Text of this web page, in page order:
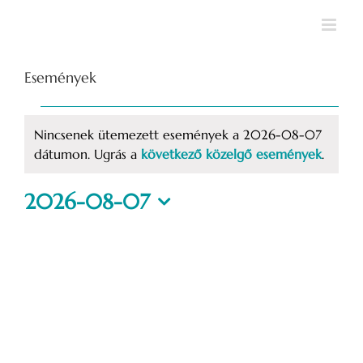
Események
Események
for
2026-
Notice
Nincsenek ütemezett események a 2026-08-07
dátumon. Ugrás a következő közelgő események.
2026-08-07